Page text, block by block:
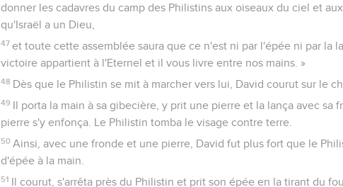
donner les cadavres du camp des Philistins aux oiseaux du ciel et
qu'Israël a un Dieu,
47 et toute cette assemblée saura que ce n'est ni par l'épée ni par la
victoire appartient à l'Eternel et il vous livre entre nos mains. »
48 Dès que le Philistin se mit à marcher vers lui, David courut sur le
49 Il porta la main à sa gibecière, y prit une pierre et la lança avec sa
pierre s'y enfonça. Le Philistin tomba le visage contre terre.
50 Ainsi, avec une fronde et une pierre, David fut plus fort que le
d'épée à la main.
51 Il courut, s'arrêta près du Philistin et prit son épée en la tirant du